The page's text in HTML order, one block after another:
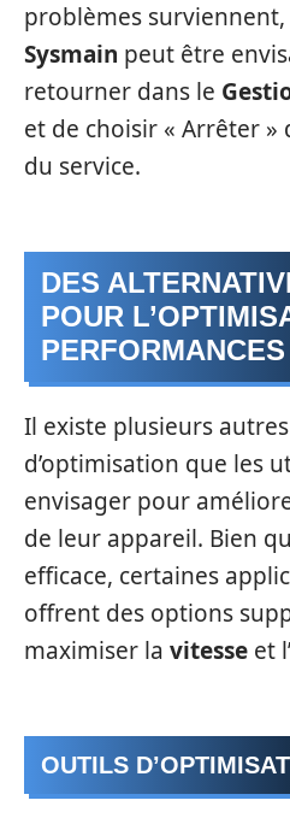
problèmes
Sysmain peut être
retourner dans le
et de choisir « Arrêter
du service.
DES
POUR
PERFORMANCES
Il existe plusieurs
d’optimisation que les
envisager pour
de leur appareil. Bien
efficace, certaines
offrent des options
maximiser la vitesse et
OUTILS